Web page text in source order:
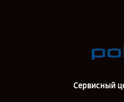
Сервисный